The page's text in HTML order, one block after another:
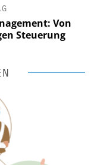
Von
Steuerung